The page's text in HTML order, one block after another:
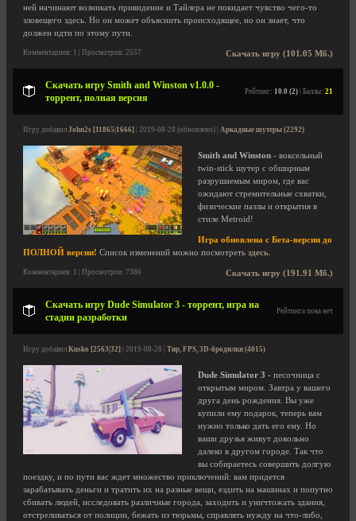
ней начинают возникать привидение и Тайлера не покидает чувство чего-то
зловещего здесь. Но он может объяснить происходящее, но он знает, что
должен идти по этому пути.
Скачать игру (101.05 Мб.)
Комментариев: 1 | Просмотров: 2557
Скачать игру Smith and Winston v1.0.0 -
торрент, полная версия
Рейтинг: 10.0 (2) | Баллы: 21
Игру добавил John2s [11865|1666] | 2019-08-28 (обновлено) | Аркадные шутеры (2292)
Smith and Winston - воксельный
twin-stick шутер с обширным
разрушаемым миром, где вас
ожидают стремительные схватки,
физические пазлы и открытия в
стиле Metroid!
Игра обновлена с Бета-версии до
ПОЛНОЙ версии! Список изменений можно посмотреть здесь
Скачать игру (191.91 Мб.)
Комментариев: 1 | Просмотров: 7386
Скачать игру Dude Simulator 3 - торрент, игра на
стадии разработки
Рейтинга пока нет
Игру добавил Kusko [2563|32] | 2019-08-28 | Тир, FPS, 3D-бродилки (4015)
Dude Simulator 3 - песочница с
открытым миром. Завтра у вашего
друга день рождения. Вы уже
купили ему подарок, теперь вам
нужно только дать его ему. Но
ваши друзья живут довольно
далеко в другом городе. Так что
вы собираетесь совершить долгую
поездку, и по пути вас ждет множество приключений: вам придется
зарабатывать деньги и тратить их на разные вещи, ездить на машинах и попутно
сбивать людей, исследовать различные города, заходить и уничтожать здания,
отстреливаться от полиции, бежать из тюрьмы, справлять нужду на что-либо,